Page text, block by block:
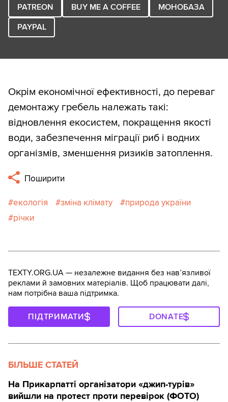
PATREON BUY ME A COFFEE
МОНОБАЗА
PAYPAL
Окрім економічної ефективності, до переваг
демонтажу гребель належать такі:
відновлення екосистем, покращення якості
води, забезпечення міграції риб і водних
організмів, зменшення ризиків затоплення.
Поширити
екологія зміна клімату
природа україни
річки
TEXTY.ORG.UA — незалежне видання без навʼязливої
реклами й замовних матеріалів. Щоб працювати далі,
нам потрібна ваша підтримка.
ПІДТРИМАТИ DONATE
БІЛЬШЕ СТАТЕЙ
На Прикарпатті організатори «джип-турів»
вийшли на протест проти перевірок (ФОТО)